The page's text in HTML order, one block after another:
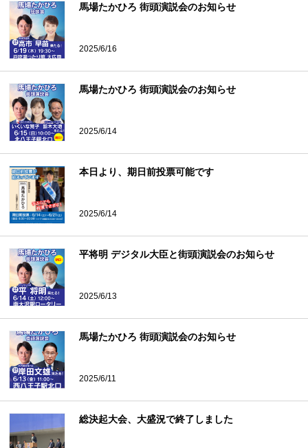
馬場たかひろ 街頭演説会のお知らせ
2025/6/16
馬場たかひろ 街頭演説会のお知らせ
2025/6/14
本日より、期日前投票可能です
2025/6/14
平将明 デジタル大臣と街頭演説会のお知らせ
2025/6/13
馬場たかひろ 街頭演説会のお知らせ
2025/6/11
総決起大会、大盛況で終了しました